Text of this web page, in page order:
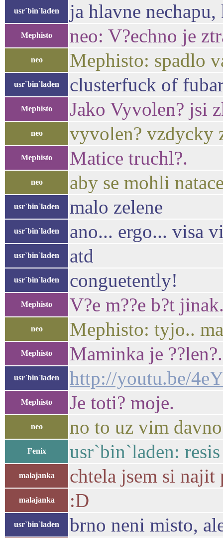
usr`bin`laden ja hlavne
Mephisto neo: V?echno je
neo Mephisto: spadlo
usr`bin`laden clusterfuck of
Mephisto Jako Vyvolen? jsi
neo vyvolen? vzdycky
Mephisto Matice truchl?.
neo aby se mohli
usr`bin`laden malo zelene
usr`bin`laden ano... ergo... visa
usr`bin`laden atd
usr`bin`laden conguetently!
Mephisto V?e m??e b?t
neo Mephisto: tyjo..
Mephisto Maminka je ??len?.
usr`bin`laden http://youtu.be/
Mephisto Je toti? moje.
neo no to uz vim
Fenix usr`bin`laden:
malajanka chtela jsem si najit
malajanka :D
usr`bin`laden brno neni misto,